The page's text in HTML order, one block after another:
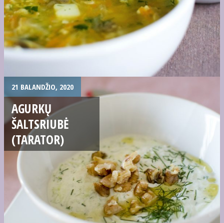
21 BALANDŽIO, 2020
AGURKŲ
ŠALTSRIUBĖ
(TARATOR)